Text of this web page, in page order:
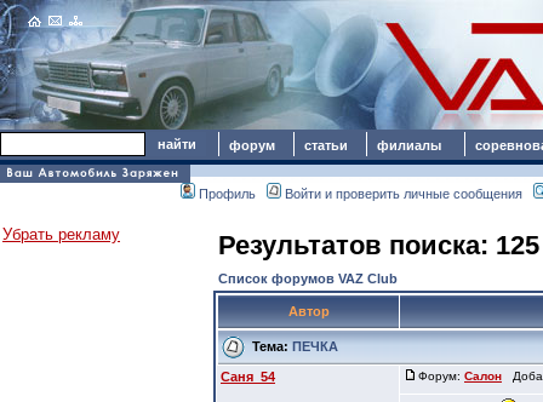
форум статьи филиалы
Профиль Войти и проверить личные сообщения
Убрать рекламу Результатов поиска: 125
Список форумов VAZ Club
Автор
Тема: ПЕЧКА
Саня_54 Форум: Салон